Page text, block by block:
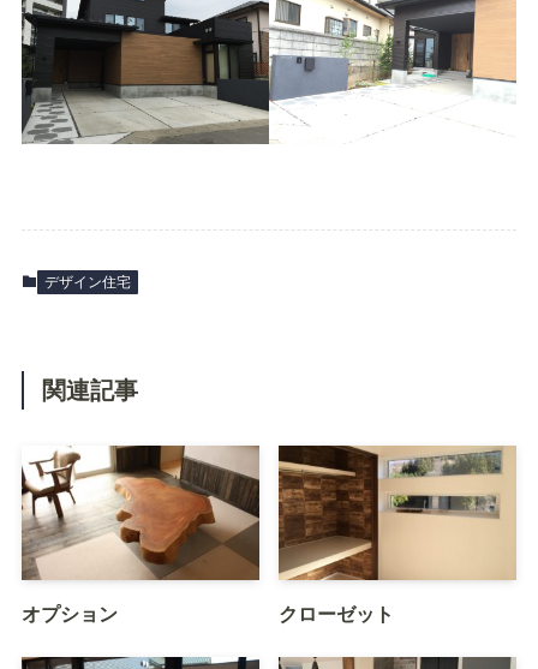
デザイン住宅
関連記事
オプション クローゼット